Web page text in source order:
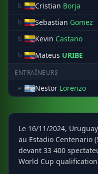
b Cristian Borja
b Sebastian Gomez
b Kevin Castano
b Mateus URIBE
ENTRAÎNEURS
e
Nestor Lorenzo
Le 16/11/2024,
au Estadio Centenario
devant 33 400
World Cup qualification